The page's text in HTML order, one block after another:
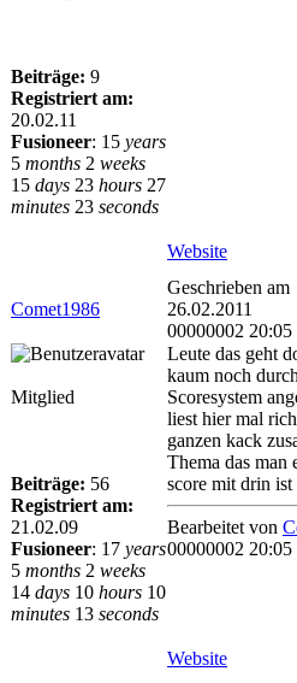
Beiträge: 9
Registriert am:
20.02.11
Fusioneer: 15 years
5 months 2 weeks
15 days 23 hours 27
minutes 23 seconds
Website
Comet1986
Geschrieben am
26.02.2011
00000002 20:05
Mitglied
Beiträge: 56
Registriert am:
21.02.09
Fusioneer: 17 years
5 months 2 weeks
14 days 10 hours 10
minutes 13 seconds
Leute das geht
kaum noch
Scoresystem
liest hier mal
ganzen kack
Thema das
score mit drin
Bearbeitet von
00000002 20:05
Website